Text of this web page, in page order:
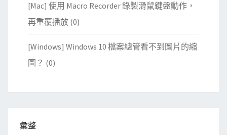
[Mac] 使用 Macro Recorder 錄製滑鼠鍵盤動作，
再重覆播放 (0)
[Windows] Windows 10 檔案總管看不到圖片的縮
圖？ (0)
彙整